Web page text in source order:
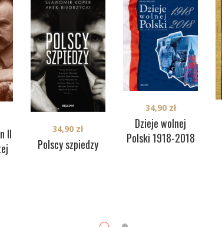
II
Polscy szpiedzy
34,90 zł
Dzieje wolnej
Polski 1918-2018
34,90 zł